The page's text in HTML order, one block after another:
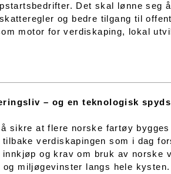
Det skal lønne seg
og bedre tilgang til
motor for verdiskaping, lokal
– og en teknologisk
sikre at flere norske fartøy bygges
verdiskapingen som i dag
og krav om bruk av norske
miljøgevinster langs hele